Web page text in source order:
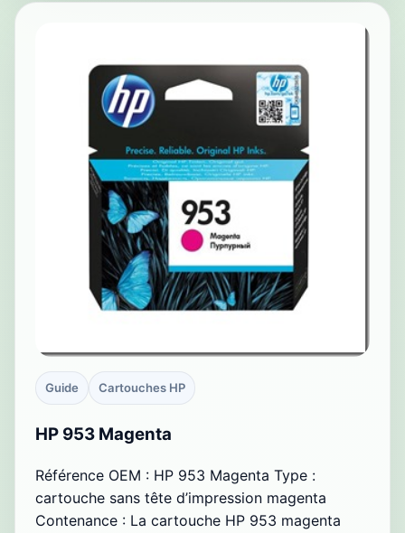
Guide Cartouches HP
HP 953 Magenta
Référence OEM : HP 953 Magenta Type :
cartouche sans tête d’impression magenta
Contenance : La cartouche HP 953 magenta